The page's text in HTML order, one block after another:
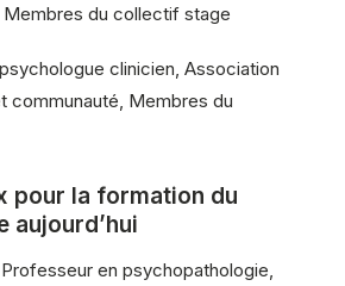
du collectif stage
clinicien, Association
communauté, Membres du
pour la formation du
aujourd’hui
en psychopathologie,